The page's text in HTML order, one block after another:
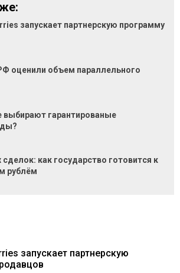
запускает партнерскую программу
оценили объем параллельного
выбирают гарантированые
как государство готовится к
рублём
запускает партнерскую